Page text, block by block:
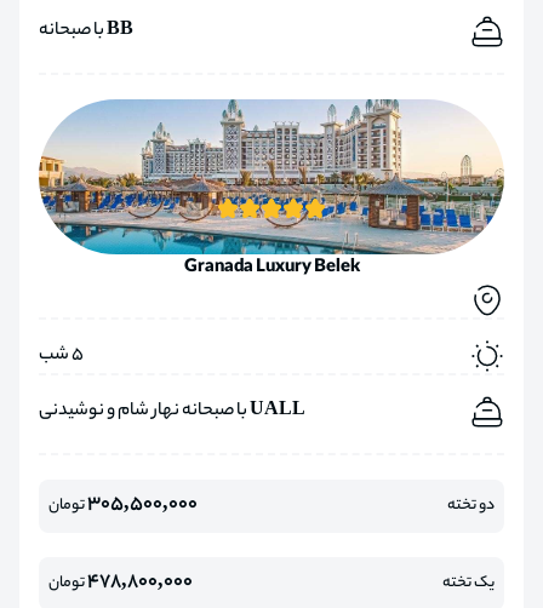
BB با صبحانه
Granada Luxury Belek
5 شب
UALL با صبحانه نهار شام و نوشیدنی
دو تخته 305,500,000تومان
یک تخته 478,800,000تومان